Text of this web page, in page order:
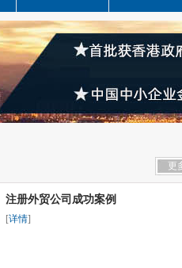
更
注册外贸公司成功案例
[详情]